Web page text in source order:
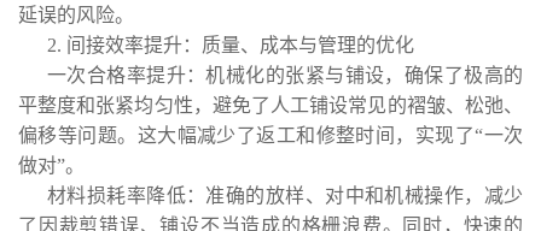
延误的风险。
2. 间接效率提升：质量、成本与管理的优化
一次合格率提升：机械化的张紧与铺设，确保了极高的
平整度和张紧均匀性，避免了人工铺设常见的褶皱、松弛、
偏移等问题。这大幅减少了返工和修整时间，实现了“一次
做对”。
材料损耗率降低：准确的放样、对中和机械操作，减少
了因裁剪错误、铺设不当造成的格栅浪费。同时，快速的